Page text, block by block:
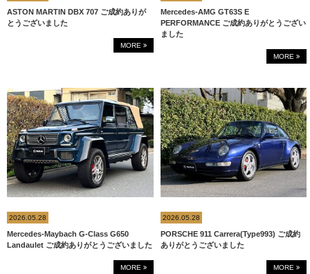
ASTON MARTIN DBX 707 ご成約ありが
とうございました
MORE
Mercedes-AMG GT63S E
PERFORMANCE ご成約ありがとうござい
ました
MORE
2026.05.28
Mercedes-Maybach G-Class G650
Landaulet ご成約ありがとうございました
MORE
2026.05.28
PORSCHE 911 Carrera(Type993) ご成約
ありがとうございました
MORE